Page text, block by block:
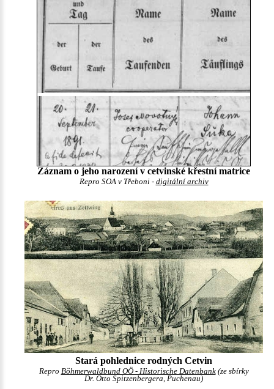
Záznam o jeho narození v cetvinské křestní matrice
Repro SOA v Třeboni - digitální archiv
Stará pohlednice rodných Cetvin
Repro Böhmerwaldbund OÖ - Historische Datenbank(ze sbírky
Dr. Otto Spitzenbergera, Puchenau)